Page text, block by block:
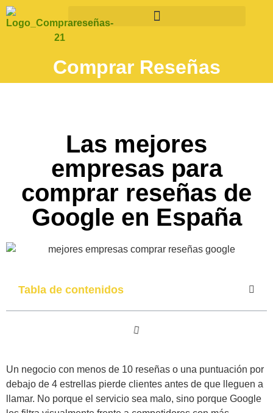
Comprar Reseñas
Las mejores
empresas para
comprar reseñas de
Google en España
Tabla de contenidos
Un negocio con menos de 10 reseñas o una puntuación por
debajo de 4 estrellas pierde clientes antes de que lleguen a
llamar. No porque el servicio sea malo, sino porque Google